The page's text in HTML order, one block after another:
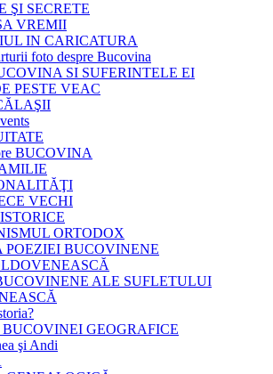
ŞI SECRETE
VREMII
IN CARICATURA
foto despre Bucovina
SI SUFERINTELE EI
PESTE VEAC
BUCOVINA
VECHI
ORTODOX
POEZIEI BUCOVINENE
ALE SUFLETULUI
BUCOVINEI GEOGRAFICE
şi Andi